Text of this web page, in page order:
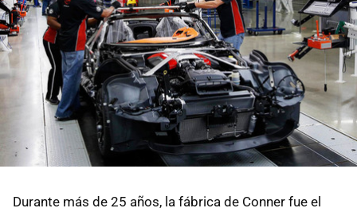
Durante más de 25 años, la fábrica de Conner fue el